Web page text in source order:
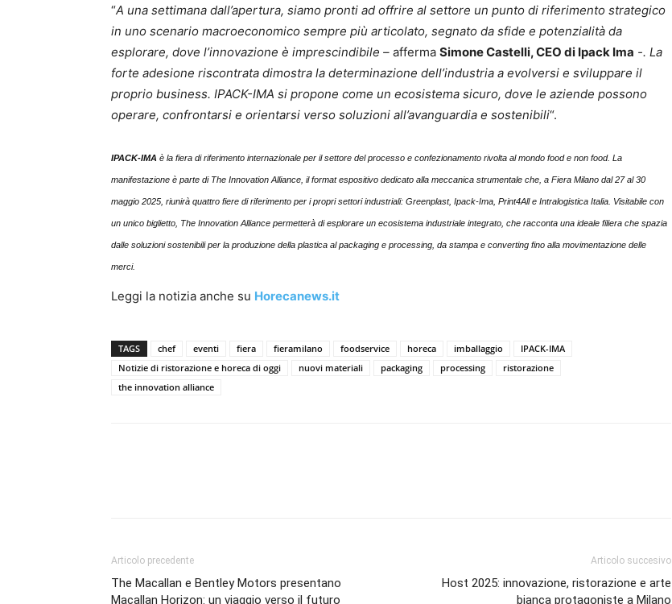
“A una settimana dall’apertura, siamo pronti ad offrire al settore un punto di riferimento strategico
in uno scenario macroeconomico sempre più articolato, segnato da sfide e potenzialità da
esplorare, dove l’innovazione è imprescindibile – afferma Simone Castelli, CEO di Ipack Ima -. La
forte adesione riscontrata dimostra la determinazione dell’industria a evolversi e sviluppare il
proprio business. IPACK-IMA si propone come un ecosistema sicuro, dove le aziende possono
operare, confrontarsi e orientarsi verso soluzioni all’avanguardia e sostenibili“.
IPACK-IMA è la fiera di riferimento internazionale per il settore del processo e confezionamento rivolta al mondo food e non food. La
manifestazione è parte di The Innovation Alliance, il format espositivo dedicato alla meccanica strumentale che, a Fiera Milano dal 27 al 30
maggio 2025, riunirà quattro fiere di riferimento per i propri settori industriali: Greenplast, Ipack-Ima, Print4All e Intralogistica Italia. Visitabile con
un unico biglietto, The Innovation Alliance permetterà di esplorare un ecosistema industriale integrato, che racconta una ideale filiera che spazia
dalle soluzioni sostenibili per la produzione della plastica al packaging e processing, da stampa e converting fino alla movimentazione delle
merci.
Leggi la notizia anche su Horecanews.it
TAGS chef eventi fiera fieramilano foodservice horeca imballaggio
IPACK-IMA
Notizie di ristorazione e horeca di oggi
nuovi materiali packaging processing
ristorazione
the innovation alliance
Articolo precedente
The Macallan e Bentley Motors presentano
Macallan Horizon: un viaggio verso il futuro
Articolo succesivo
Host 2025: innovazione, ristorazione e arte
bianca protagoniste a Milano